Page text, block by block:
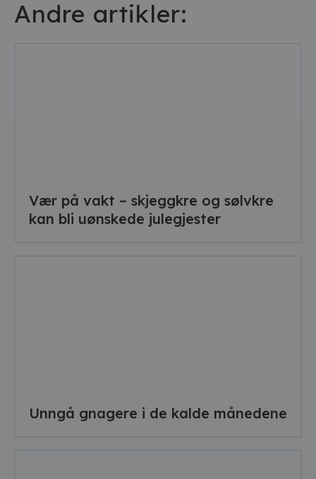
Andre artikler:
Vær på vakt – skjeggkre og sølvkre
kan bli uønskede julegjester
Unngå gnagere i de kalde månedene